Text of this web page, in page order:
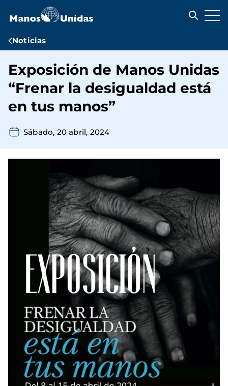
contenido
Ruta
navegación
Noticias
Exposición de Manos Unidas
“Frenar la desigualdad está
en tus manos”
Sábado, 20 abril, 2024